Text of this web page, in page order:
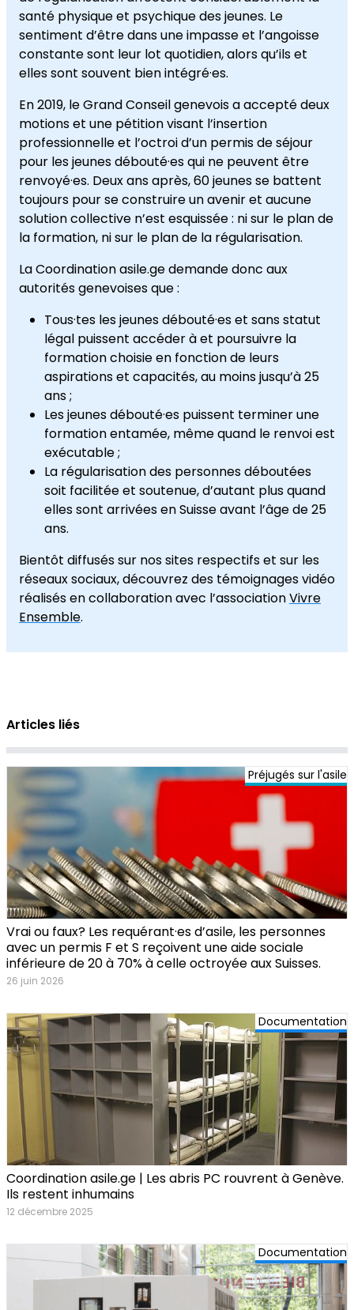
santé physique et psychique des jeunes. Le
sentiment d’être dans une impasse et l’angoisse
constante sont leur lot quotidien, alors qu’ils et
elles sont souvent bien intégré·es.
En 2019, le Grand Conseil genevois a accepté deux
motions et une pétition visant l’insertion
professionnelle et l’octroi d’un permis de séjour
pour les jeunes débouté·es qui ne peuvent être
renvoyé·es. Deux ans après, 60 jeunes se battent
toujours pour se construire un avenir et aucune
solution collective n’est esquissée : ni sur le plan de
la formation, ni sur le plan de la régularisation.
La Coordination asile.ge demande donc aux
autorités genevoises que :
Tous·tes les jeunes débouté·es et sans statut
légal puissent accéder à et poursuivre la
formation choisie en fonction de leurs
aspirations et capacités, au moins jusqu’à 25
ans ;
Les jeunes débouté·es puissent terminer une
formation entamée, même quand le renvoi est
exécutable ;
La régularisation des personnes déboutées
soit facilitée et soutenue, d’autant plus quand
elles sont arrivées en Suisse avant l’âge de 25
ans.
Bientôt diffusés sur nos sites respectifs et sur les
réseaux sociaux, découvrez des témoignages vidéo
réalisés en collaboration avec l’associationVivre
Ensemble.
Articles liés
Préjugés sur l'asile
Vrai ou faux? Les requérant·es d’asile, les personnes
avec un permis F et S reçoivent une aide sociale
inférieure de 20 à 70% à celle octroyée aux Suisses.
26 juin 2026
Documentation
Coordination asile.ge | Les abris PC rouvrent à Genève.
Ils restent inhumains
12 décembre 2025
Documentation